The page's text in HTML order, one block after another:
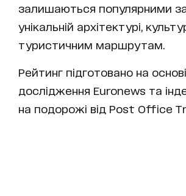
залишаються популярними
унікальній архітектурі,
туристичним маршрутам.
Рейтинг підготовано на основі
дослідження Euronews та
на подорожі від Post Office